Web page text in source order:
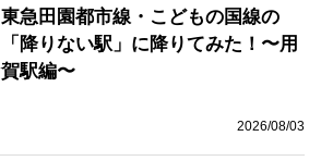
東急田園都市線・こどもの国線の
「降りない駅」に降りてみた！〜用
賀駅編〜
2026/08/03